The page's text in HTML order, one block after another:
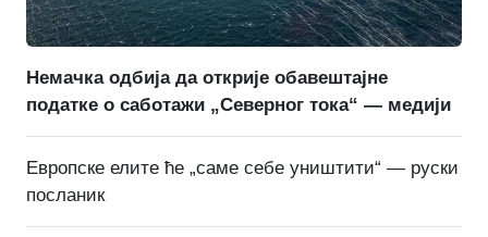
Немачка одбија да открије обавештајне
податке о саботажи „Северног тока“ — медији
Европске елите ће „саме себе уништити“ — руски
посланик